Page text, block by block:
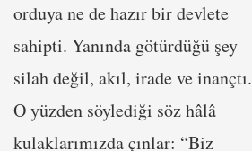
orduya ne de hazır bir devlete
sahipti. Yanında götürdüğü şey
silah değil, akıl, irade ve inançtı.
O yüzden söylediği söz hâlâ
kulaklarımızda çınlar: “Biz